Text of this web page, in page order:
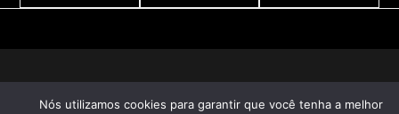
Nós utilizamos cookies para garantir que você tenha a melhor